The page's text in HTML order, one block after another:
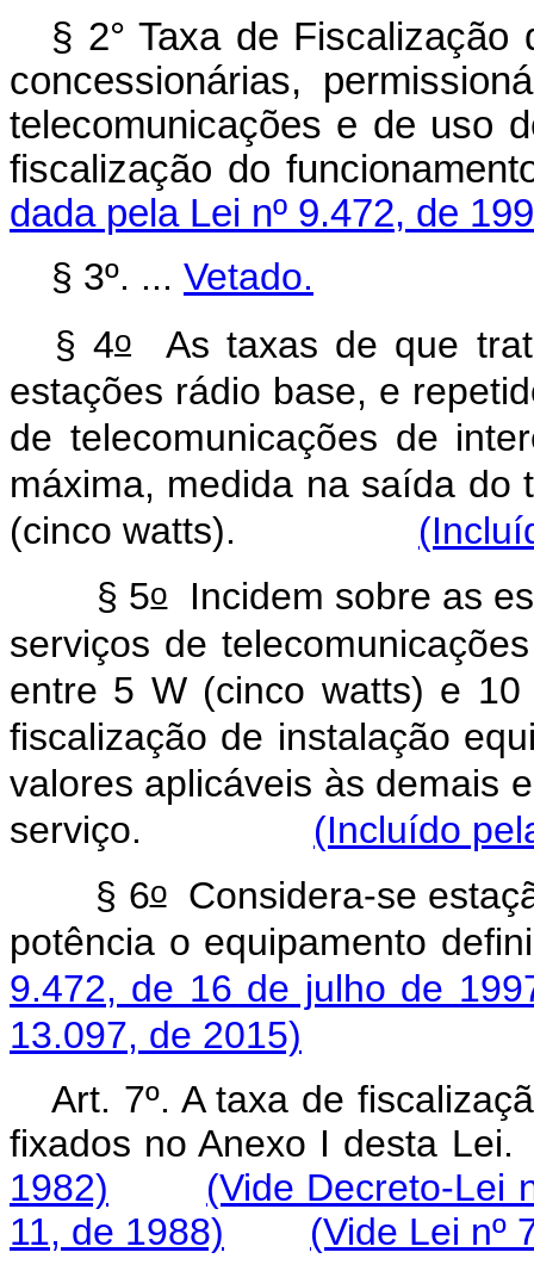
§ 2° Taxa de
concessionárias,
telecomunicações e de uso
fiscalização do
dada pela Lei nº 9.472, de
§ 3º. ... Vetado.
§ 4o
As taxas de que
estações rádio base, e
de telecomunicações de
máxima, medida na saída do
(cinco watts).
§ 5oIncidem sobre as
serviços de
entre 5 W (cinco watts) e
fiscalização de instalação
valores aplicáveis às demais
serviço. (Incluído
§ 6oConsidera-se
potência o equipamento
9.472, de 16 de julho de
13.097, de 2015)
Art. 7º. A taxa de
fixados no Anexo I
1982)
(Vide Decreto-Lei
11, de 1988)
(Vide Lei nº